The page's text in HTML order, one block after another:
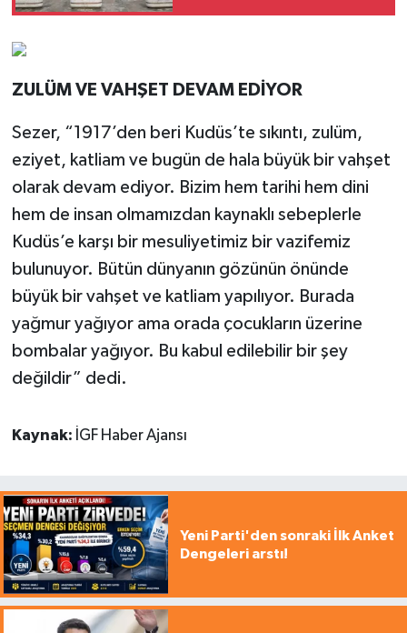
ZULÜM VE VAHŞET DEVAM EDİYOR
Sezer, “1917’den beri Kudüs’te sıkıntı, zulüm,
eziyet, katliam ve bugün de hala büyük bir vahşet
olarak devam ediyor. Bizim hem tarihi hem dini
hem de insan olmamızdan kaynaklı sebeplerle
Kudüs’e karşı bir mesuliyetimiz bir vazifemiz
bulunuyor. Bütün dünyanın gözünün önünde
büyük bir vahşet ve katliam yapılıyor. Burada
yağmur yağıyor ama orada çocukların üzerine
bombalar yağıyor. Bu kabul edilebilir bir şey
değildir” dedi.
Kaynak: İGF Haber Ajansı
Yeni Parti'den sonraki İlk Anket
Dengeleri arstı!